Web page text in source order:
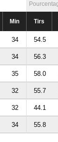
Min Tirs
34 54.5
34 56.3
35 58.0
32 55.7
32 44.1
34 55.8